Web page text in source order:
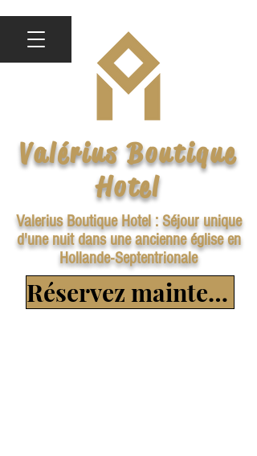
Réservez maintenant
Valérius Boutique
Hotel
Valerius Boutique Hotel : Séjour unique
d'une nuit dans une ancienne église en
Hollande-Septentrionale